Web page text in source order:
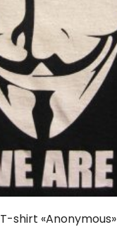
T-shirt «Anonymous»